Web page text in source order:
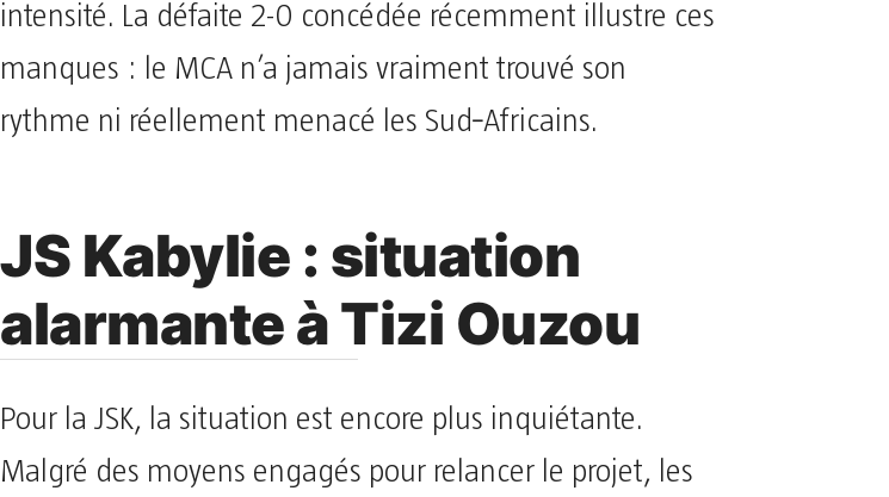
intensité. La défaite 2-0 concédée récemment illustre ces
manques : le MCA n’a jamais vraiment trouvé son
rythme ni réellement menacé les Sud‑Africains.
JS Kabylie : situation
alarmante à Tizi Ouzou
Pour la JSK, la situation est encore plus inquiétante.
Malgré des moyens engagés pour relancer le projet, les